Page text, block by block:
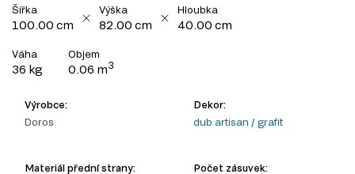
Šířka
100.00 cm
Výška
82.00 cm
Hloubka
40.00 cm
Váha
36 kg
Objem
0.06 m3
Výrobce:
Doros
Dekor:
dub artisan / grafit
Materiál přední strany:
Počet zásuvek: